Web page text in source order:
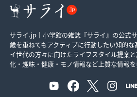
サライ.jp｜小学館の雑誌『サライ』の公式サ
歳を重ねてもアクティブに行動したい知的
イ世代の方々に向けたライフスタイル提案
化・趣味・健康・モノ情報など上質な情報を